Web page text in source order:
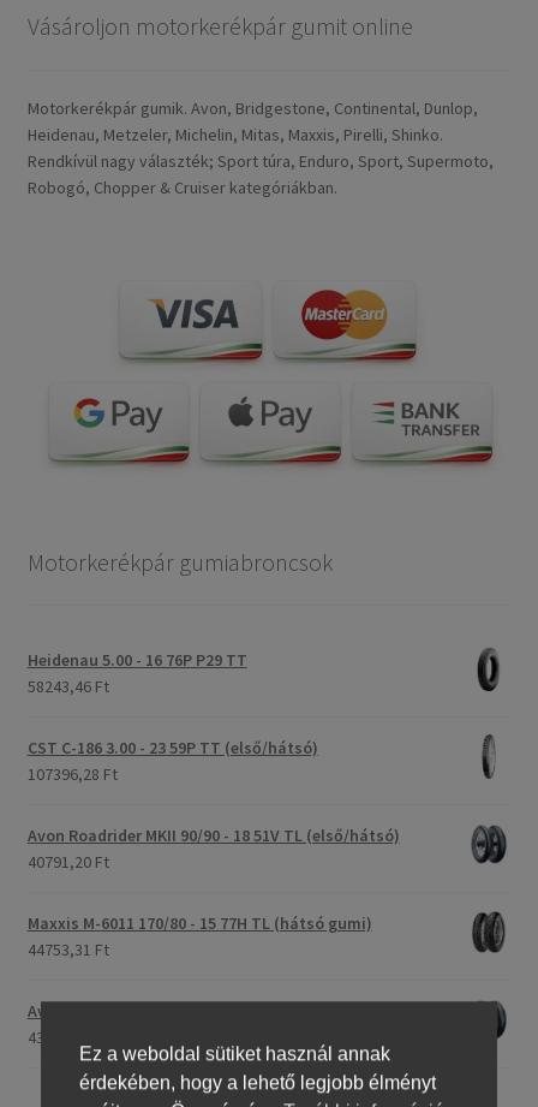
Vásároljon motorkerékpár gumit online
Motorkerékpár gumik. Avon, Bridgestone, Continental, Dunlop,
Heidenau, Metzeler, Michelin, Mitas, Maxxis, Pirelli, Shinko.
Rendkívül nagy választék; Sport túra, Enduro, Sport, Supermoto,
Robogó, Chopper & Cruiser kategóriákban.
Motorkerékpár gumiabroncsok
Heidenau 5.00 - 16 76P P29 TT
58243,46 Ft
CST C-186 3.00 - 23 59P TT (első/hátsó)
107396,28 Ft
Avon Roadrider MKII 90/90 - 18 51V TL (első/hátsó)
40791,20 Ft
Maxxis M-6011 170/80 - 15 77H TL (hátsó gumi)
44753,31 Ft
Avon Roadrider MKII 110/80 - 18 (58V) TL (első/hátsó)
43809,26 Ft
Ez a weboldal sütiket használ annak
érdekében, hogy a lehető legjobb élményt